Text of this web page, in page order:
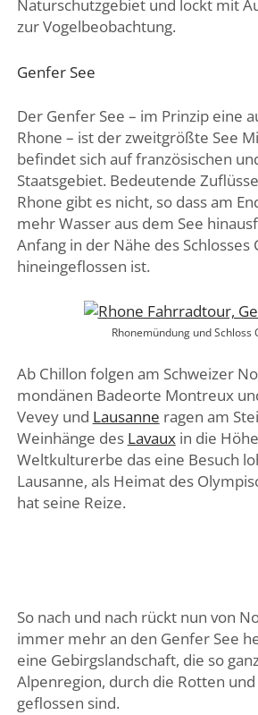
Naturschutzgebiet und lockt mit
zur Vogelbeobachtung.
Genfer See
Der Genfer See – im Prinzip eine
Rhone – ist der zweitgrößte See
befindet sich auf französischen
Staatsgebiet. Bedeutende
Rhone gibt es nicht, so dass am
mehr Wasser aus dem See
Anfang in der Nähe des Schlosses
hineingeflossen ist.
Rhonemündung und Schloss
Ab Chillon folgen am Schweizer
mondänen Badeorte Montreux
Vevey und Lausanne ragen am
Weinhänge des Lavauxin die Höhe
Weltkulturerbe das eine Besuch
Lausanne, als Heimat des
hat seine Reize.
So nach und nach rückt nun von
immer mehr an den Genfer See
eine Gebirgslandschaft, die so
Alpenregion, durch die Rotten
geflossen sind.